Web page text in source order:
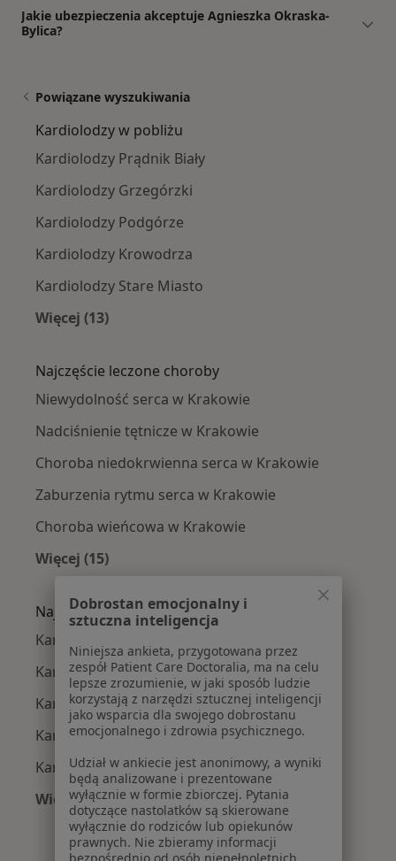
Jakie ubezpieczenia akceptuje Agnieszka Okraska-
Bylica?
Powiązane wyszukiwania
Kardiolodzy w pobliżu
Kardiolodzy Prądnik Biały
Kardiolodzy Grzegórzki
Kardiolodzy Podgórze
Kardiolodzy Krowodrza
Kardiolodzy Stare Miasto
Więcej (13)
Najczęście leczone choroby
Niewydolność serca w Krakowie
Nadciśnienie tętnicze w Krakowie
Choroba niedokrwienna serca w Krakowie
Zaburzenia rytmu serca w Krakowie
Choroba wieńcowa w Krakowie
Więcej (15)
Najpopularniejsze ubezpieczenia
Kardiolodzy z Allianz w Krakowie
Kardiolodzy z Signal Iduna w Krakowie
Kardiolodzy z JP MEDICA w Krakowie
Kardiolodzy z TU Zdrowie w Krakowie
Kardiolodzy z Świat Zdrowia w Krakowie
Więcej (11)
Więcej w kategorii: Najpopularniejsze
Dobrostan emocjonalny i
sztuczna inteligencja
Niniejsza ankieta, przygotowana przez
zespół Patient Care Doctoralia, ma na celu
lepsze zrozumienie, w jaki sposób ludzie
korzystają z narzędzi sztucznej inteligencji
jako wsparcia dla swojego dobrostanu
emocjonalnego i zdrowia psychicznego.
Udział w ankiecie jest anonimowy, a wyniki
będą analizowane i prezentowane
wyłącznie w formie zbiorczej. Pytania
dotyczące nastolatków są skierowane
wyłącznie do rodziców lub opiekunów
prawnych. Nie zbieramy informacji